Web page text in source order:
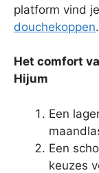
platform vind
douchekoppen.
Het comfort
Hijum
Een
Een
keuzes